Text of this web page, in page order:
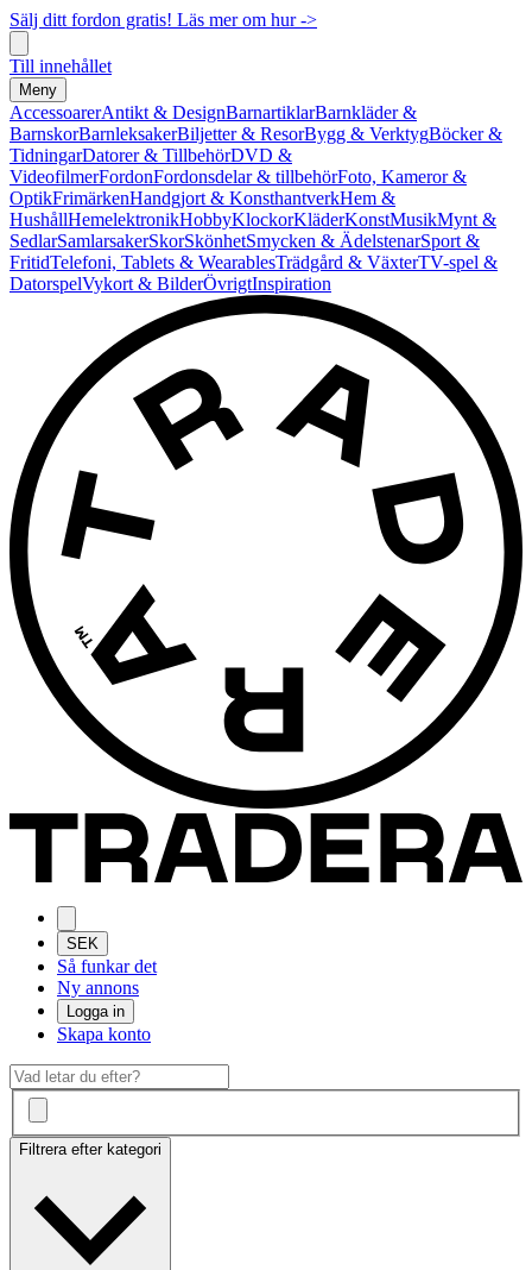
Sälj ditt fordon gratis! Läs mer om hur ->
Till innehållet
Meny
AccessoarerAntikt & DesignBarnartiklarBarnkläder &
BarnskorBarnleksakerBiljetter & ResorBygg & VerktygBöcker &
TidningarDatorer & TillbehörDVD &
VideofilmerFordonFordonsdelar & tillbehörFoto, Kameror &
OptikFrimärkenHandgjort & KonsthantverkHem &
HushållHemelektronikHobbyKlockorKläderKonstMusikMynt &
SedlarSamlarsakerSkorSkönhetSmycken & ÄdelstenarSport &
FritidTelefoni, Tablets & WearablesTrädgård & VäxterTV-spel &
DatorspelVykort & BilderÖvrigtInspiration
SEK
Så funkar det
Ny annons
Logga in
Skapa konto
Filtrera efter kategori